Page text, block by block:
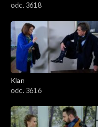
odc. 3618
Klan
odc. 3616